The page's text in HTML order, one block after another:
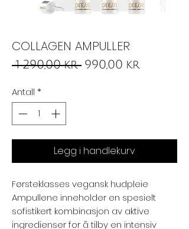
COLLAGEN AMPULLER
1 290,00 kr Vanlig
990,00 kr
Antall *
Legg i handlekurv
Førsteklasses vegansk hudpleie ⁠
Ampullene inneholder en spesielt
sofistikert kombinasjon av aktive
ingredienser for å tilby en intensiv